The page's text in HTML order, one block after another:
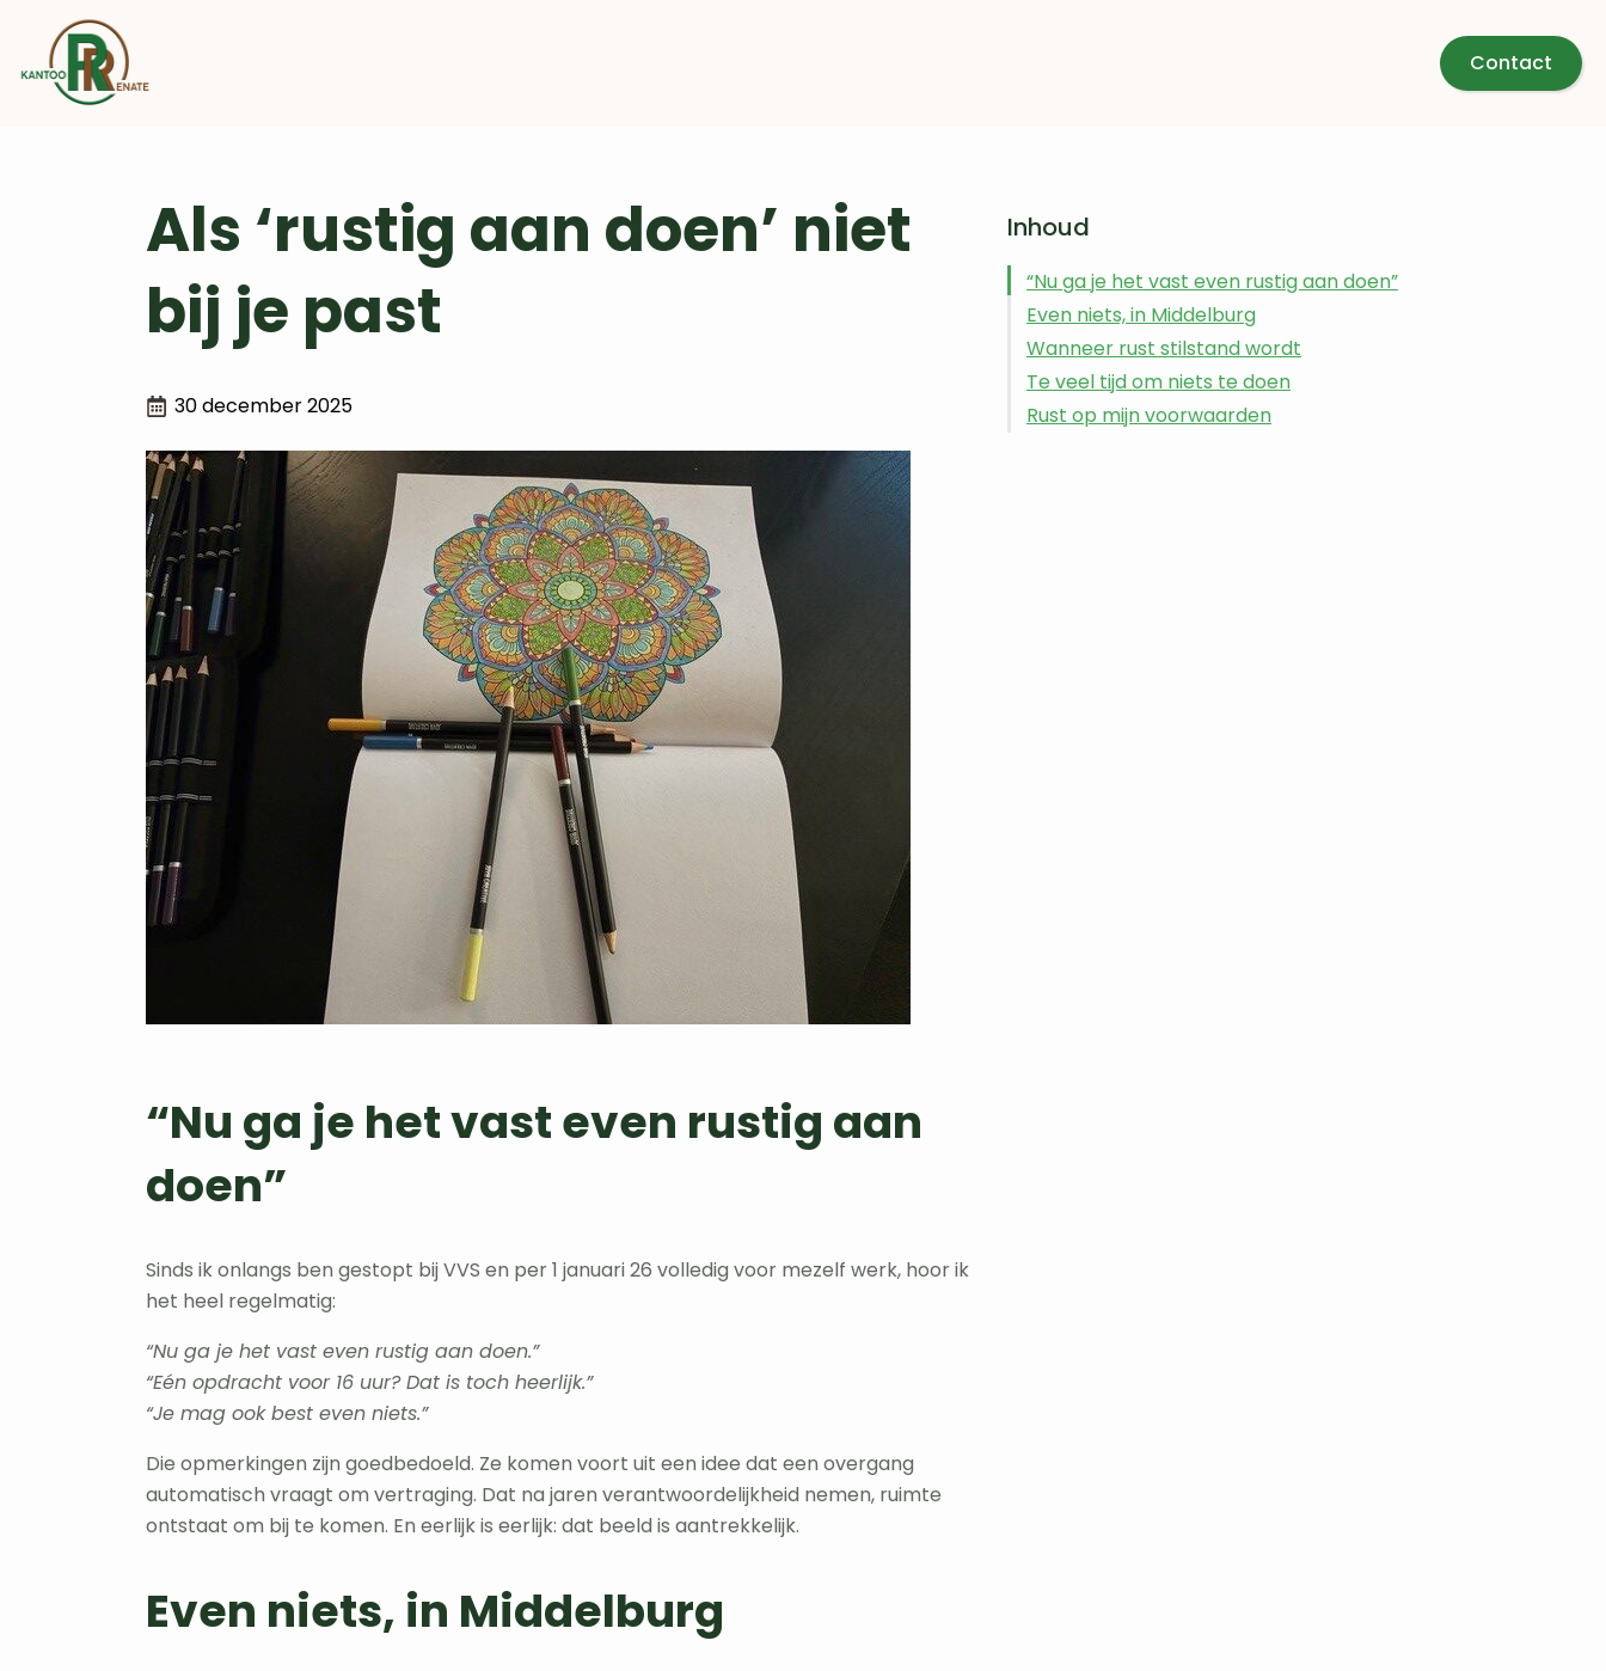
Contact
Als ‘rustig aan doen’ niet
bij je past
30 december 2025
“Nu ga je het vast even rustig aan
doen”
Sinds ik onlangs ben gestopt bij VVS en per 1 januari 26 volledig voor mezelf werk, hoor ik
het heel regelmatig:
“Nu ga je het vast even rustig aan doen.”
“Eén opdracht voor 16 uur? Dat is toch heerlijk.”
“Je mag ook best even niets.”
Die opmerkingen zijn goedbedoeld. Ze komen voort uit een idee dat een overgang
automatisch vraagt om vertraging. Dat na jaren verantwoordelijkheid nemen, ruimte
ontstaat om bij te komen. En eerlijk is eerlijk: dat beeld is aantrekkelijk.
Even niets, in Middelburg
Inhoud
“Nu ga je het vast even rustig aan doen”
Even niets, in Middelburg
Wanneer rust stilstand wordt
Te veel tijd om niets te doen
Rust op mijn voorwaarden